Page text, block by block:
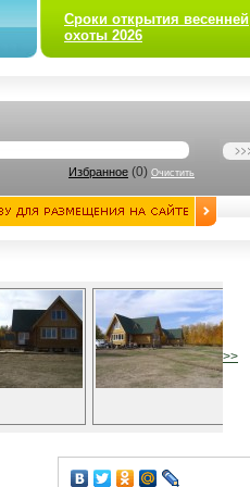
Сроки открытия весенней
охоты 2026
Избранное (0) Очистить
>>